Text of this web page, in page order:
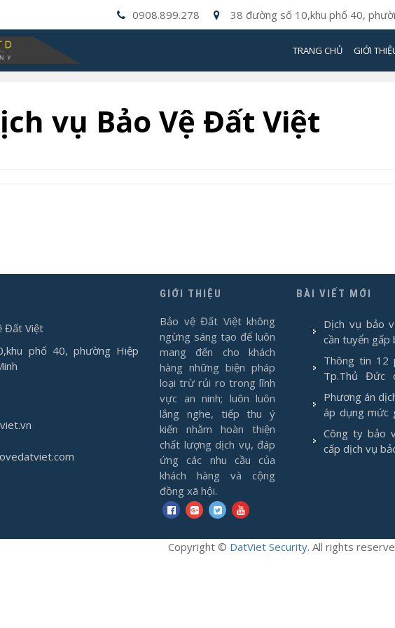
0908.899.278 38 đường số 10,khu phố 40,
TRANG CHỦ GIỚI
vụ Bảo Vệ Đất Việt
Đất Việt
phố 40, phường Hiệp
GIỚI THIỆU
Bảo vệ Đất Việt không
ngừng sáng tạo để luôn
mang đến cho khách
hàng những biện pháp
loại trừ rủi ro trong lĩnh
vực an ninh; luôn luôn
lắng nghe, tiếp thu ý
kiến nhằm hoàn thiện
chất lượng dịch vụ, đáp
ứng các nhu cầu của
khách hàng và cộng
đồng xã hội.
BÀI VIẾT MỚI
Dịch vụ bảo
cần tuyển gấp
Thông tin 12
Tp.Thủ Đức
1/7/2025
Phương án
áp dụng mức
2026
Công ty bảo
cấp dịch vụ
Copyright © DatViet Security. All rights